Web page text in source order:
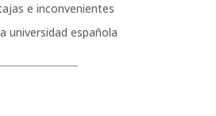
e inconvenientes
universidad española